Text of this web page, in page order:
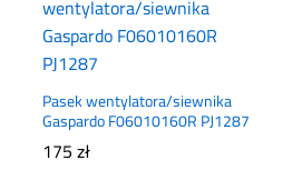
Pasek wentylatora/siewnika
Gaspardo F06010160R PJ1287
175zł